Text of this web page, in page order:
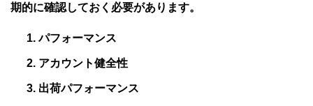
期的に確認しておく必要があります。
パフォーマンス
アカウント健全性
出荷パフォーマンス